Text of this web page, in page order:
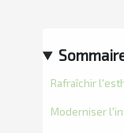
Rafraîchir
Moderniser